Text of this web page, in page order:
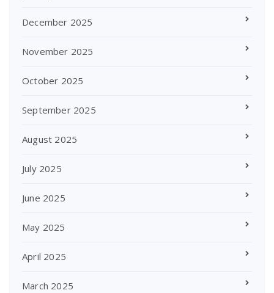
December 2025
November 2025
October 2025
September 2025
August 2025
July 2025
June 2025
May 2025
April 2025
March 2025